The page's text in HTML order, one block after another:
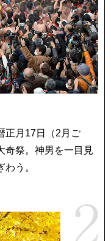
正月17日（2月ご
奇祭。神男を一目見
う。